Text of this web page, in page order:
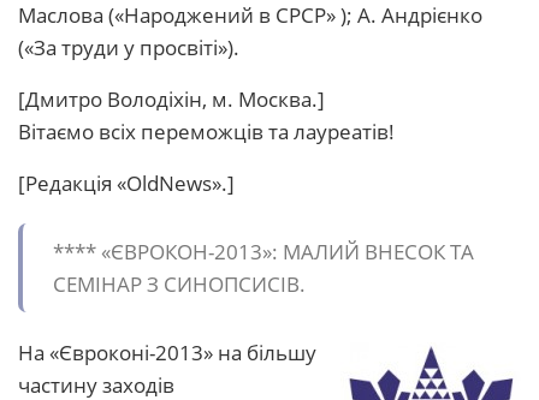
Маслова («Народжений в СРСР» ); А. Андрієнко
(«За труди у просвіті»).
[Дмитро Володіхін, м. Москва.]
Вітаємо всіх переможців та лауреатів!
[Редакція «OldNews».]
**** «ЄВРОКОН-2013»: МАЛИЙ ВНЕСОК ТА
СЕМІНАР З СИНОПСИСІВ.
На «Євроконі-2013» на більшу
частину заходів